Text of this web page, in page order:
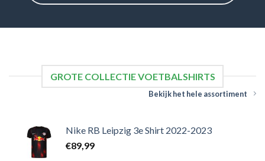
GROTE COLLECTIE VOETBALSHIRTS
Bekijk het hele assortiment
Nike RB Leipzig 3e Shirt 2022-2023
€89,99